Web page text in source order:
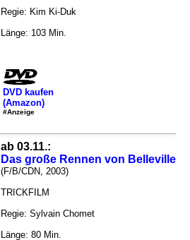
Regie: Kim Ki-Duk
Länge: 103 Min.
DVD kaufen
(Amazon)
#Anzeige
ab 03.11.:
Das große Rennen von Belleville
(F/B/CDN, 2003)
TRICKFILM
Regie: Sylvain Chomet
Länge: 80 Min.